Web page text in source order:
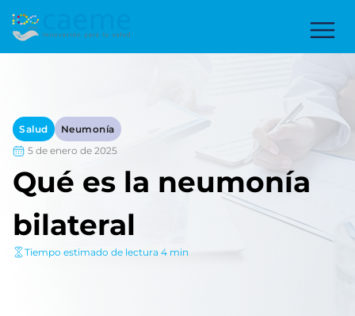
Salud
Neumonía
5 de enero de 2025
Qué es la neumonía
bilateral
Tiempo estimado de lectura 4 min